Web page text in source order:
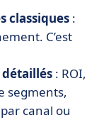
classiques :
C’est
: ROI,
segments,
canal ou